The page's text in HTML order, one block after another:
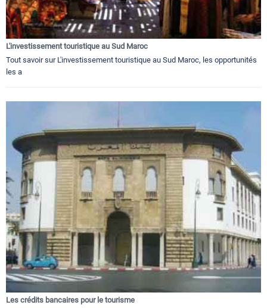
L'investissement touristique au Sud Maroc
Tout savoir sur L'investissement touristique au Sud Maroc, les opportunités
les a
Les crédits bancaires pour le tourisme